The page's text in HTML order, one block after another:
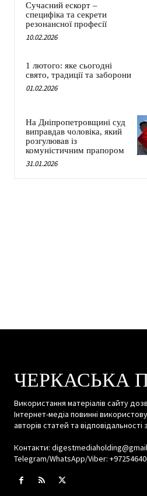
Сучасний ескорт –
специфіка та секрети
резонансної професії
10.02.2026
1 лютого: яке сьогодні
свято, традиції та заборони
01.02.2026
На Дніпропетровщині суд
виправдав чоловіка, який
розгулював із
комуністичним прапором
31.01.2026
ЧЕРКАСЬКА
Використання матеріалів сайту
Інтернет-медіа повинні
авторів статей та
Контакти:
Telegram/WhatsApp/Viber: